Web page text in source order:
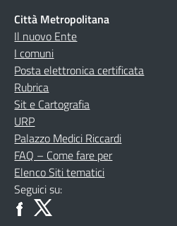
Città Metropolitana
Il nuovo Ente
I comuni
Posta elettronica certificata
Rubrica
Sit e Cartografia
URP
Palazzo Medici Riccardi
FAQ – Come fare per
Elenco Siti tematici
Seguici su: